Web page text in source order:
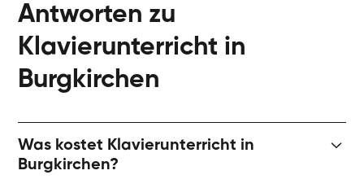
Antworten zu
Klavierunterricht in
Burgkirchen
Was kostet Klavierunterricht in
Burgkirchen?